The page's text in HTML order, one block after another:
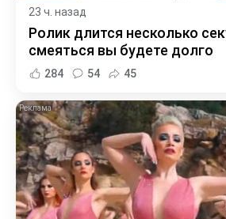
23 ч. назад
Ролик длится несколько
смеяться вы будете долго
284 54 45